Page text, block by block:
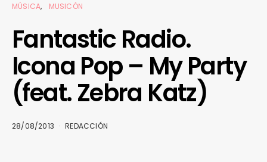
MÚSICA MUSICÓN
Fantastic Radio.
Icona Pop – My Party
(feat. Zebra Katz)
28/08/2013 REDACCIÓN